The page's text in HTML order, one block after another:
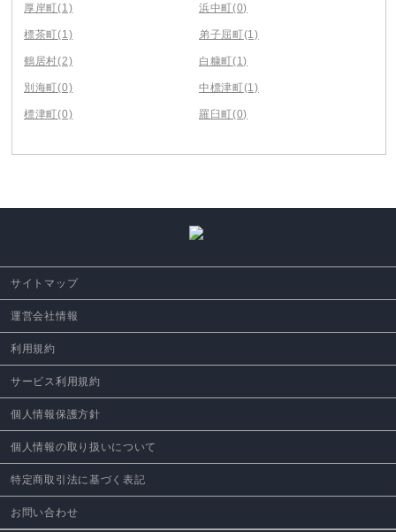
厚岸町(1) 浜中町(0)
標茶町(1) 弟子屈町(1)
鶴居村(2) 白糠町(1)
別海町(0) 中標津町(1)
標津町(0) 羅臼町(0)
サイトマップ
運営会社情報
利用規約
サービス利用規約
個人情報保護方針
個人情報の取り扱いについて
特定商取引法に基づく表記
お問い合わせ